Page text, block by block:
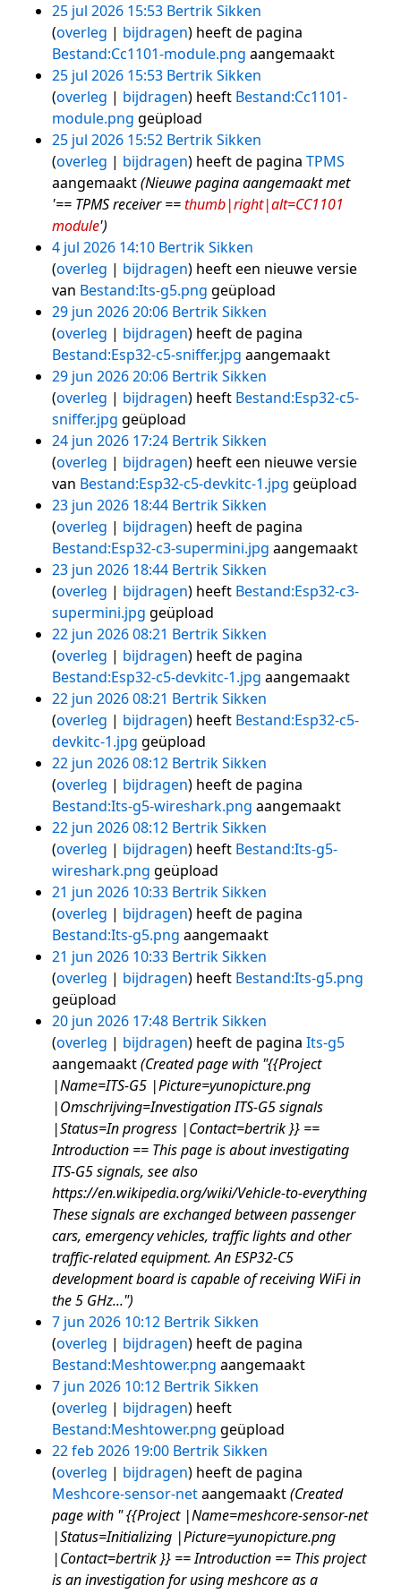
25 jul 2026 15:53 Bertrik Sikken
overleg
bijdragen heeft de pagina
Bestand:Cc1101-module.png aangemaakt
25 jul 2026 15:53 Bertrik Sikken
overleg
bijdragen heeft Bestand:Cc1101-
module.png geüpload
25 jul 2026 15:52 Bertrik Sikken
overleg
bijdragen heeft de pagina TPMS
aangemaakt(Nieuwe pagina aangemaakt met
'== TPMS receiver ==thumb|right|alt=CC1101
module')
4 jul 2026 14:10 Bertrik Sikken
overleg
bijdragen heeft een nieuwe versie
van Bestand:Its-g5.png geüpload
29 jun 2026 20:06 Bertrik Sikken
overleg
bijdragen heeft de pagina
Bestand:Esp32-c5-sniffer.jpg aangemaakt
29 jun 2026 20:06 Bertrik Sikken
overleg
bijdragen heeft Bestand:Esp32-c5-
sniffer.jpg geüpload
24 jun 2026 17:24 Bertrik Sikken
overleg
bijdragen heeft een nieuwe versie
van Bestand:Esp32-c5-devkitc-1.jpg geüpload
23 jun 2026 18:44 Bertrik Sikken
overleg
bijdragen heeft de pagina
Bestand:Esp32-c3-supermini.jpg aangemaakt
23 jun 2026 18:44 Bertrik Sikken
overleg
bijdragen heeft Bestand:Esp32-c3-
supermini.jpg geüpload
22 jun 2026 08:21 Bertrik Sikken
overleg
bijdragen heeft de pagina
Bestand:Esp32-c5-devkitc-1.jpg aangemaakt
22 jun 2026 08:21 Bertrik Sikken
overleg
bijdragen heeft Bestand:Esp32-c5-
devkitc-1.jpg geüpload
22 jun 2026 08:12 Bertrik Sikken
overleg
bijdragen heeft de pagina
Bestand:Its-g5-wireshark.png aangemaakt
22 jun 2026 08:12 Bertrik Sikken
overleg
bijdragen heeft Bestand:Its-g5-
wireshark.png geüpload
21 jun 2026 10:33 Bertrik Sikken
overleg
bijdragen heeft de pagina
Bestand:Its-g5.png aangemaakt
21 jun 2026 10:33 Bertrik Sikken
overleg
bijdragen heeft Bestand:Its-g5.png
geüpload
20 jun 2026 17:48 Bertrik Sikken
overleg
bijdragen heeft de pagina Its-g5
aangemaakt(Created page with "{{Project
|Name=ITS-G5 |Picture=yunopicture.png
|Omschrijving=Investigation ITS-G5 signals
|Status=In progress |Contact=bertrik }} ==
Introduction == This page is about investigating
ITS-G5 signals, see also
https://en.wikipedia.org/wiki/Vehicle-to-everything
These signals are exchanged between passenger
cars, emergency vehicles, traffic lights and other
traffic-related equipment. An ESP32-C5
development board is capable of receiving WiFi in
the 5 GHz...")
7 jun 2026 10:12 Bertrik Sikken
overleg
bijdragen heeft de pagina
Bestand:Meshtower.png aangemaakt
7 jun 2026 10:12 Bertrik Sikken
overleg
bijdragen heeft
Bestand:Meshtower.png geüpload
22 feb 2026 19:00 Bertrik Sikken
overleg
bijdragen heeft de pagina
Meshcore-sensor-netaangemaakt(Created
page with " {{Project |Name=meshcore-sensor-net
|Status=Initializing |Picture=yunopicture.png
|Contact=bertrik }} == Introduction == This project
is an investigation for using meshcore as a